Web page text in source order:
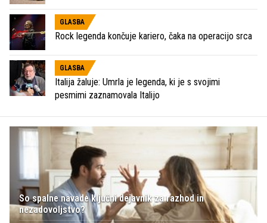
GLASBA
Rock legenda končuje kariero, čaka na operacijo srca
GLASBA
Italija žaluje: Umrla je legenda, ki je s svojimi
pesmimi zaznamovala Italijo
So spalne navade ključni dejavnik za razhod in
nezadovoljstvo?